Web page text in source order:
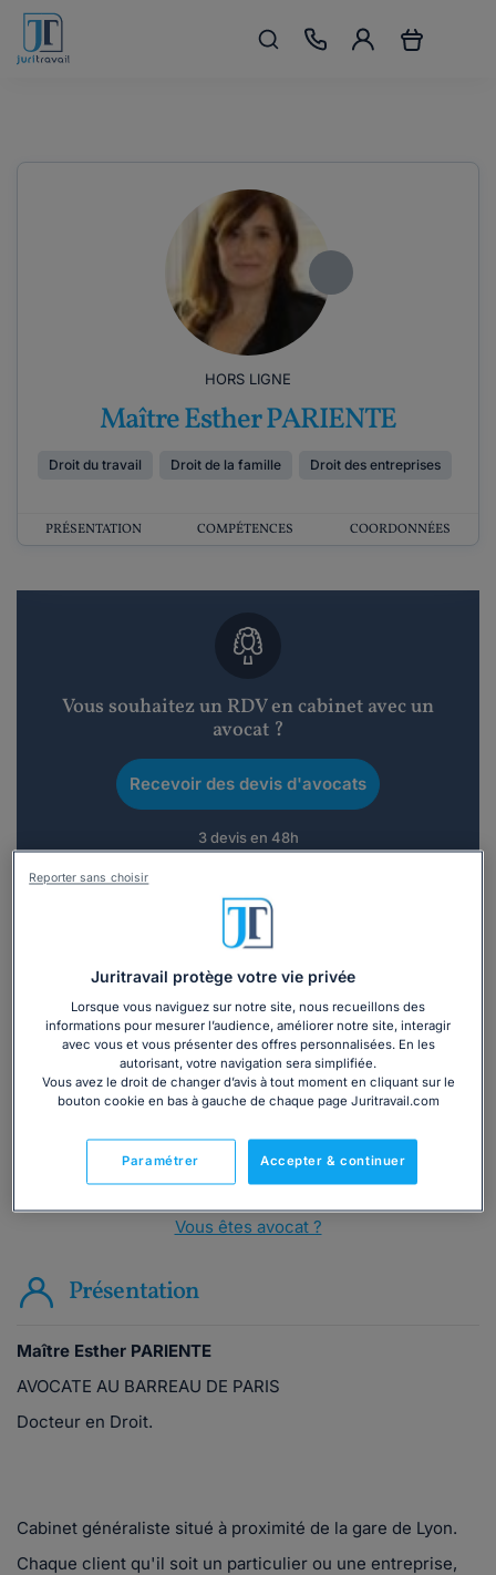
HORS LIGNE
Maître Esther PARIENTE
Droit du travail Droit de la famille Droit des entreprises
PRÉSENTATION COMPÉTENCES COORDONNÉES
Vous souhaitez un RDV en cabinet avec un
avocat ?
Recevoir des devis d'avocats
3 devis en 48h
Vous souhaitez une consultation par
téléphone ?
Consulter immédiatement
vendredi)
Vous êtes avocat ?
Présentation
Maître Esther PARIENTE
AVOCATE AU BARREAU DE PARIS
Docteur en Droit.
Cabinet généraliste situé à proximité de la gare de Lyon.
Chaque client qu'il soit un particulier ou une entreprise,
Juritravail protège votre vie privée
Lorsque vous naviguez sur notre site, nous recueillons des
informations pour mesurer l’audience, améliorer notre site, interagir
avec vous et vous présenter des offres personnalisées. En les
autorisant, votre navigation sera simplifiée.
Vous avez le droit de changer d’avis à tout moment en cliquant sur le
bouton cookie en bas à gauche de chaque page Juritravail.com
Accepter & continuer
Paramétrer
Reporter sans choisir